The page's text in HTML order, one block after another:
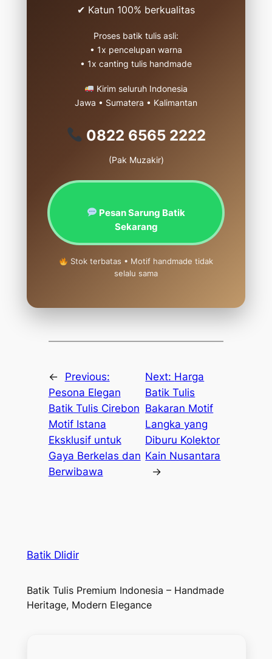
✔ Katun 100% berkualitas
Proses batik tulis asli:
• 1x pencelupan warna
• 1x canting tulis handmade
Kirim seluruh Indonesia
Jawa • Sumatera • Kalimantan
0822 6565 2222
(Pak Muzakir)
Pesan Sarung Batik
Sekarang
Stok terbatas • Motif handmade tidak
selalu sama
←
Previous:
Pesona Elegan
Batik Tulis Cirebon
Motif Istana
Eksklusif untuk
Gaya Berkelas dan
Berwibawa
Next: Harga
Batik Tulis
Bakaran Motif
Langka yang
Diburu Kolektor
Kain Nusantara
→
Batik Dlidir
Batik Tulis Premium Indonesia – Handmade
Heritage, Modern Elegance